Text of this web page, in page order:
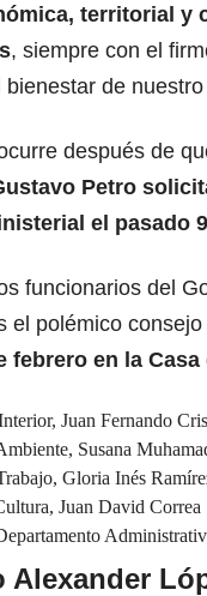
territorial y
, siempre con el
de nuestro
después de
Petro
el pasado
funcionarios del
el polémico
febrero en la
Juan Fernando
Susana
Gloria Inés
Juan David Correa
Alexander